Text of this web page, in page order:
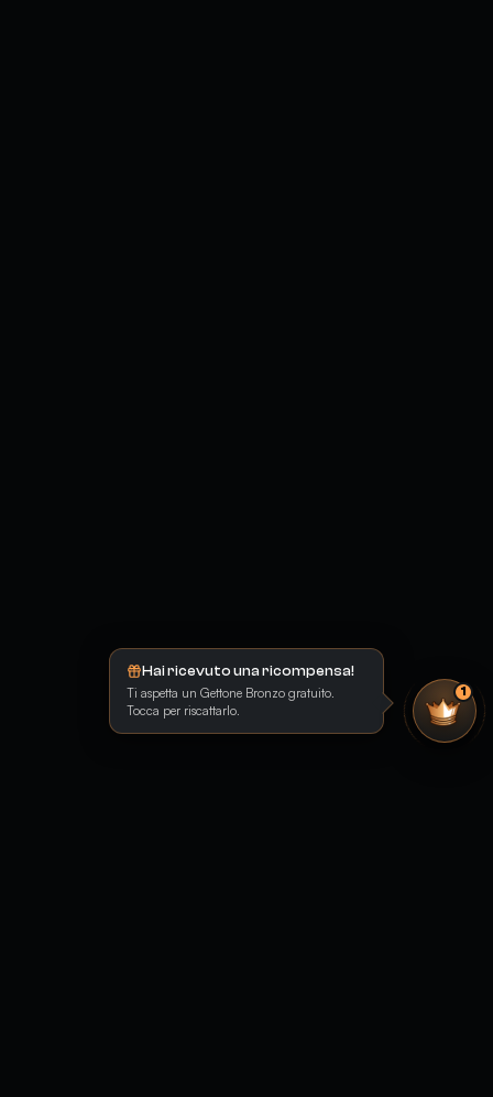
Hai ricevuto una ricompensa!
Ti aspetta un Gettone Bronzo gratuito.
Tocca per riscattarlo.
1